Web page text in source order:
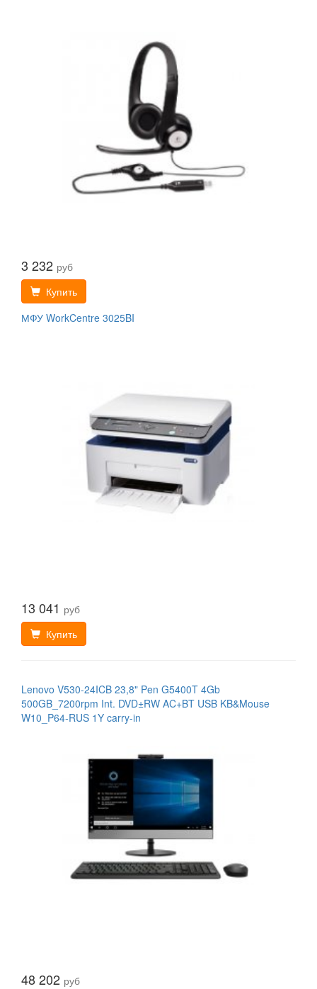
3 232 руб
Купить
МФУ WorkCentre 3025BI
13 041 руб
Купить
Lenovo V530-24ICB 23,8" Pen G5400T 4Gb
500GB_7200rpm Int. DVD±RW AC+BT USB KB&Mouse
W10_P64-RUS 1Y carry-in
48 202 руб